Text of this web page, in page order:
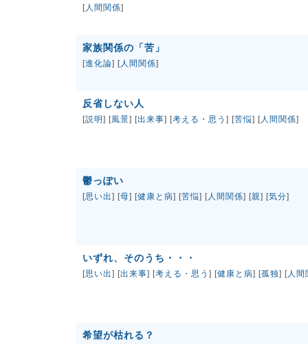
[人間関係]
家族関係の「苦」
[進化論] [人間関係]
反省しない人
[説明 ] [風景] [出来事] [考える・思う ] [苦悩] [人間関係]
鬱っぽい
[思い出] [母] [健康と病] [苦悩] [人間関係] [親] [気分]
いずれ、そのうち・・・
[思い出] [出来事] [考える・思う ] [健康と病] [孤独] [人間
希望が枯れる？